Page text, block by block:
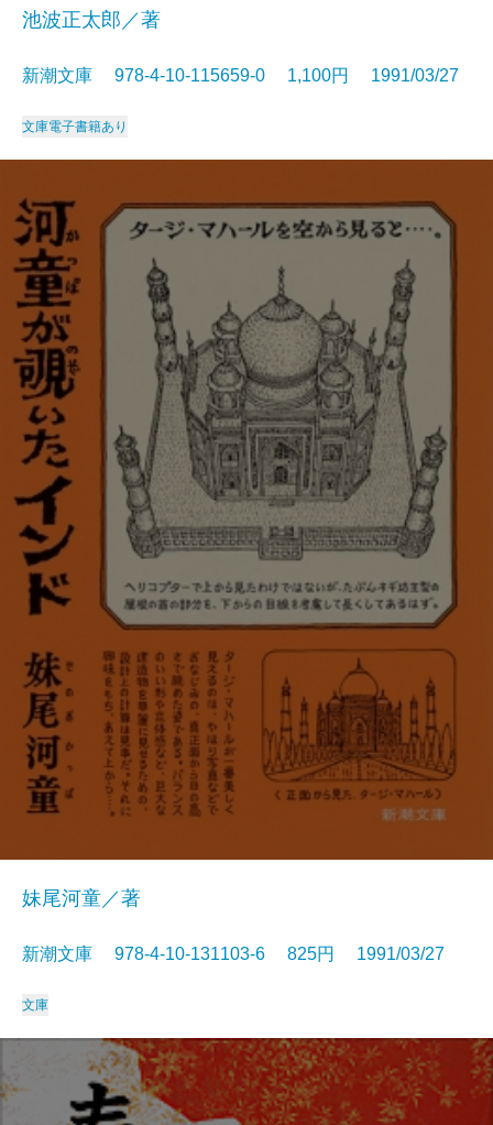
池波正太郎／著
新潮文庫 978-4-10-115659-0 1,100円 1991/03/27
文庫電子書籍あり
妹尾河童／著
新潮文庫 978-4-10-131103-6 825円 1991/03/27
文庫